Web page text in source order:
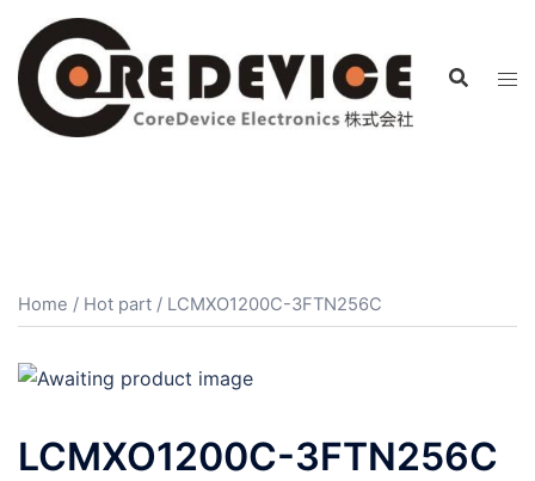
Home / Hot part / LCMXO1200C-3FTN256C
LCMXO1200C-3FTN256C